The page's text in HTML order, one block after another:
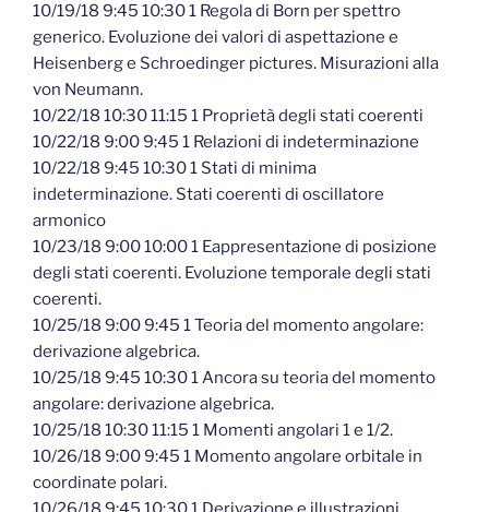
10/19/18 9:45 10:30 1 Regola di Born per spettro
generico. Evoluzione dei valori di aspettazione e
Heisenberg e Schroedinger pictures. Misurazioni alla
von Neumann.
10/22/18 10:30 11:15 1 Proprietà degli stati coerenti
10/22/18 9:00 9:45 1 Relazioni di indeterminazione
10/22/18 9:45 10:30 1 Stati di minima
indeterminazione. Stati coerenti di oscillatore
armonico
10/23/18 9:00 10:00 1 Eappresentazione di posizione
degli stati coerenti. Evoluzione temporale degli stati
coerenti.
10/25/18 9:00 9:45 1 Teoria del momento angolare:
derivazione algebrica.
10/25/18 9:45 10:30 1 Ancora su teoria del momento
angolare: derivazione algebrica.
10/25/18 10:30 11:15 1 Momenti angolari 1 e 1/2.
10/26/18 9:00 9:45 1 Momento angolare orbitale in
coordinate polari.